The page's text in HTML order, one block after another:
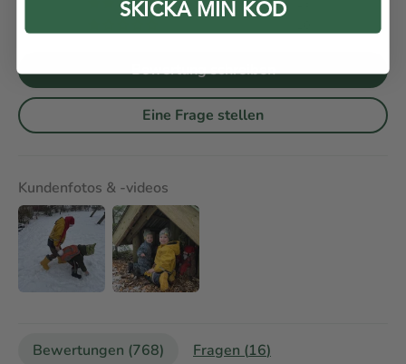
Bewertung schreiben
Eine Frage stellen
Kundenfotos & -videos
Bewertungen (768) Fragen (16)
SKICKA MIN KOD